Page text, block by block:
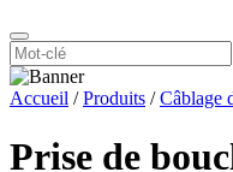
Accueil /Produits /Câblage
Prise de